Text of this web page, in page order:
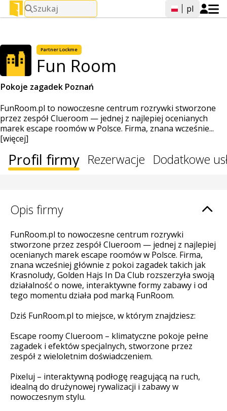
Szukaj pl
Partner Lockme
Fun Room
Pokoje zagadek Poznań
FunRoom.pl to nowoczesne centrum rozrywki stworzone
przez zespół Clueroom — jednej z najlepiej ocenianych
marek escape roomów w Polsce. Firma, znana wcześnie...
[więcej]
Profil firmy Rezerwacje Dodatkowe
Opis firmy
FunRoom.pl to nowoczesne centrum rozrywki
stworzone przez zespół Clueroom — jednej z najlepiej
ocenianych marek escape roomów w Polsce. Firma,
znana wcześniej głównie z pokoi zagadek takich jak
Krasnoludy, Golden Hajs In Da Club rozszerzyła swoją
działalność o nowe, interaktywne formy zabawy i od
tego momentu działa pod marką FunRoom.
Dziś FunRoom.pl to miejsce, w którym znajdziesz:
Escape roomy Clueroom – klimatyczne pokoje pełne
zagadek i efektów specjalnych, stworzone przez
zespół z wieloletnim doświadczeniem.
Pixeluj – interaktywną podłogę reagującą na ruch,
idealną do drużynowej rywalizacji i zabawy w
nowoczesnym stylu.